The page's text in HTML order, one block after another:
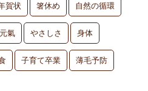
賀状 箸休め 自然の循環
元氣 やさしさ 身体
子育て卒業 薄毛予防